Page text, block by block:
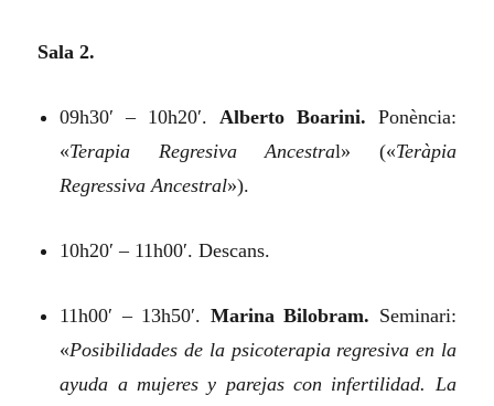
Sala 2.
09h30′ – 10h20′. Alberto Boarini. Ponència:
«Terapia Regresiva Ancestral» («Teràpia
Regressiva Ancestral»).
10h20′ – 11h00′. Descans.
11h00′ – 13h50′. Marina Bilobram. Seminari:
«Posibilidades de la psicoterapia regresiva en la
ayuda a mujeres y parejas con infertilidad. La